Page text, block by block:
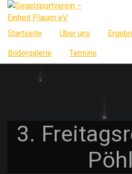
Springe
zum
InhaltStartseite Über uns
Bildergalerie Termine
3.
Pöhl